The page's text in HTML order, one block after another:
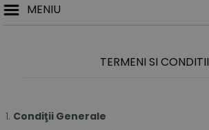
MENIU
TERMENI SI CONDITII
Condiţii Generale